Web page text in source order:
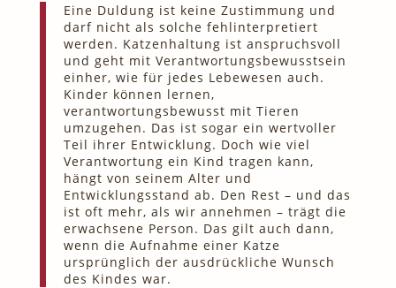
Eine Duldung ist keine Zustimmung und
darf nicht als solche fehlinterpretiert
werden. Katzenhaltung ist anspruchsvoll
und geht mit Verantwortungsbewusstsein
einher, wie für jedes Lebewesen auch.
Kinder können lernen,
verantwortungsbewusst mit Tieren
umzugehen. Das ist sogar ein wertvoller
Teil ihrer Entwicklung. Doch wie viel
Verantwortung ein Kind tragen kann,
hängt von seinem Alter und
Entwicklungsstand ab. Den Rest – und das
ist oft mehr, als wir annehmen – trägt die
erwachsene Person. Das gilt auch dann,
wenn die Aufnahme einer Katze
ursprünglich der ausdrückliche Wunsch
des Kindes war.